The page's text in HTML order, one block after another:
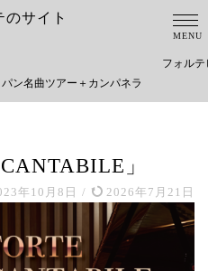
のサイト
ン名曲ツアー＋カンパネラ
フォル
」
年10月8日 / 2026年7月21日